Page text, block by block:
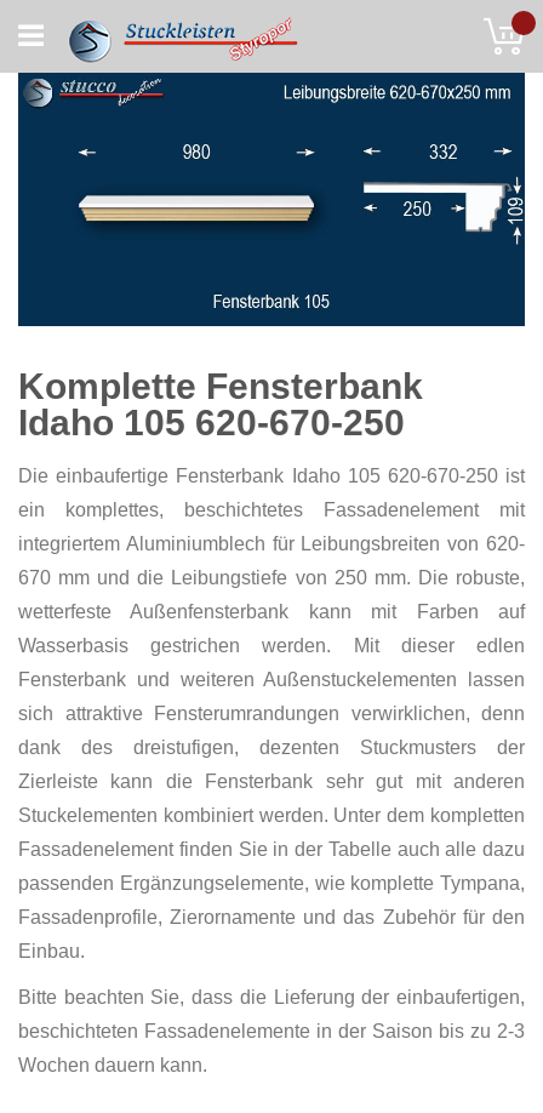
to
Content
Komplette Fensterbank
Idaho 105 620-670-250
Die einbaufertige Fensterbank Idaho 105 620-670-250 ist
ein komplettes, beschichtetes Fassadenelement mit
integriertem Aluminiumblech für Leibungsbreiten von 620-
670 mm und die Leibungstiefe von 250 mm. Die robuste,
wetterfeste Außenfensterbank kann mit Farben auf
Wasserbasis gestrichen werden. Mit dieser edlen
Fensterbank und weiteren Außenstuckelementen lassen
sich attraktive Fensterumrandungen verwirklichen, denn
dank des dreistufigen, dezenten Stuckmusters der
Zierleiste kann die Fensterbank sehr gut mit anderen
Stuckelementen kombiniert werden. Unter dem kompletten
Fassadenelement finden Sie in der Tabelle auch alle dazu
passenden Ergänzungselemente, wie komplette Tympana,
Fassadenprofile, Zierornamente und das Zubehör für den
Einbau.
Bitte beachten Sie, dass die Lieferung der einbaufertigen,
beschichteten Fassadenelemente in der Saison bis zu 2-3
Wochen dauern kann.